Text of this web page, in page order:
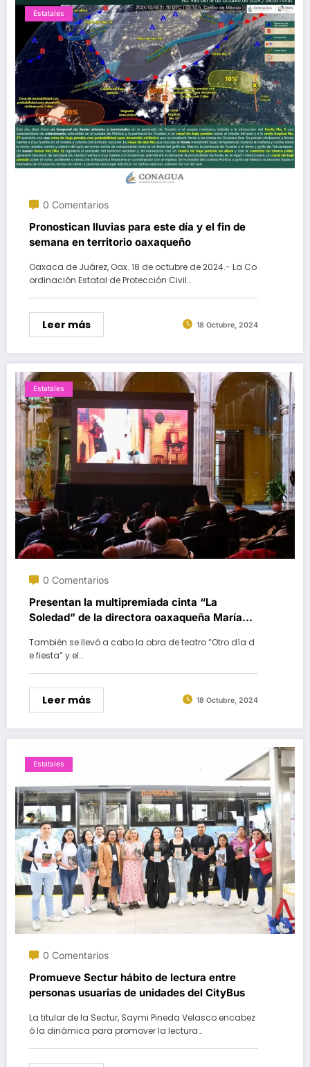
Estatales
0 Comentarios
Pronostican lluvias para este día y el fin de
semana en territorio oaxaqueño
Oaxaca de Juárez, Oax. 18 de octubre de 2024.- La Co
ordinación Estatal de Protección Civil…
Leer más 18 Octubre, 2024
Estatales
0 Comentarios
Presentan la multipremiada cinta “La
Soledad” de la directora oaxaqueña María
También se llevó a cabo la obra de teatro “Otro día d
e fiesta” y el…
Leer más 18 Octubre, 2024
Estatales
0 Comentarios
Promueve Sectur hábito de lectura entre
personas usuarias de unidades del CityBus
La titular de la Sectur, Saymi Pineda Velasco encabez
ó la dinámica para promover la lectura…